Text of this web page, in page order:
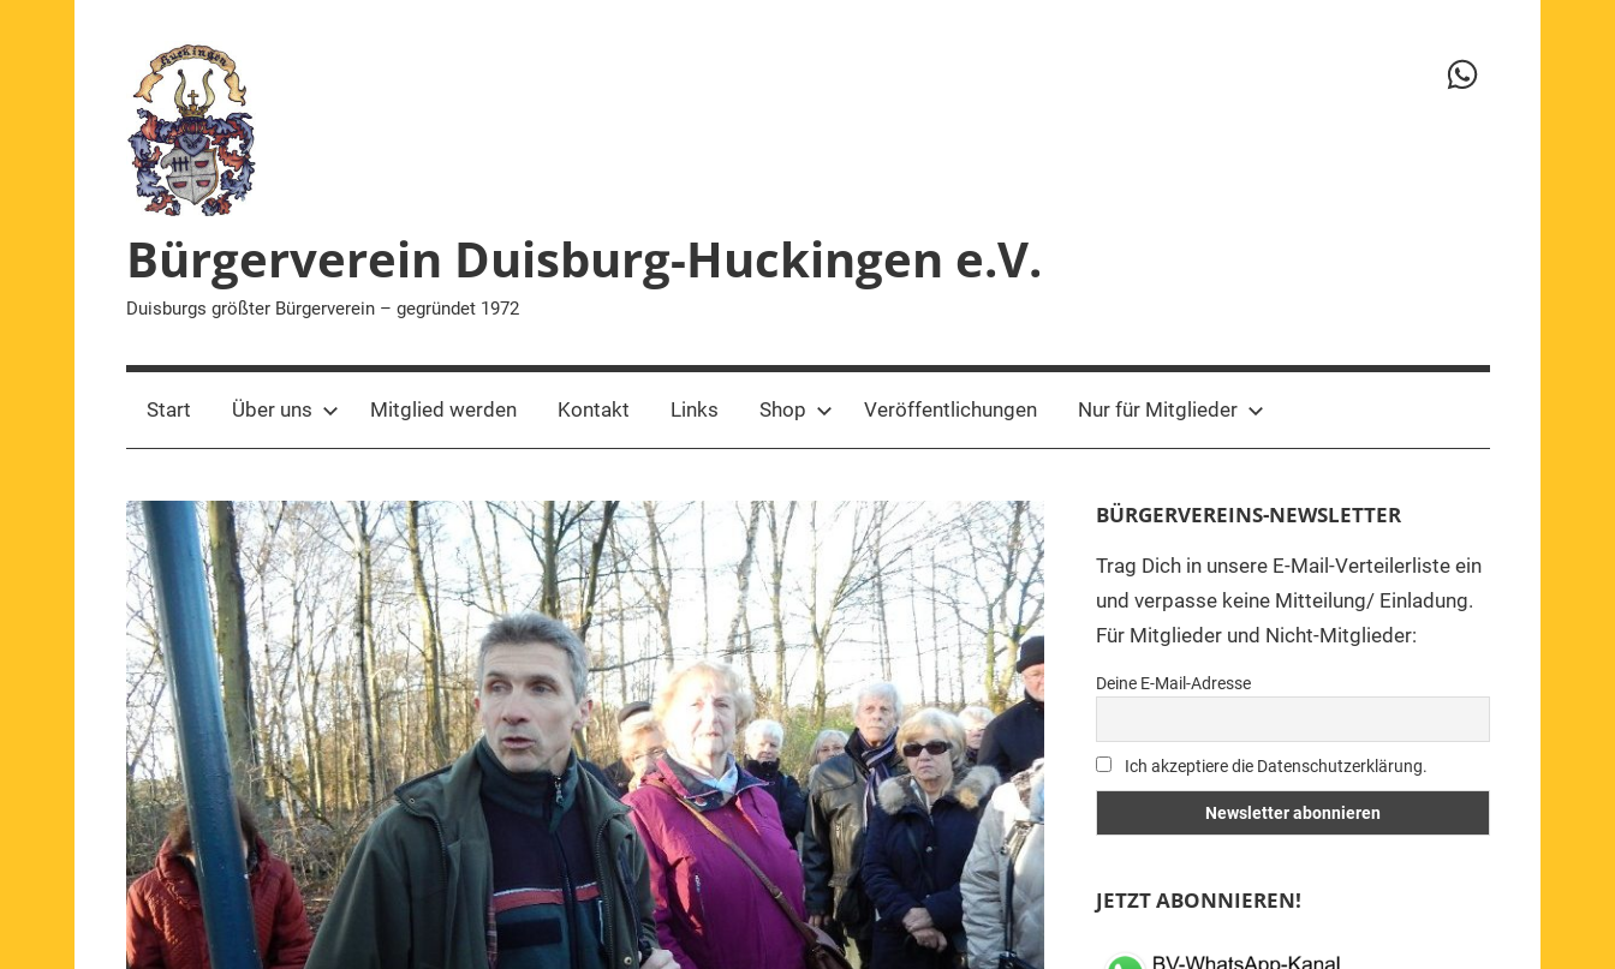
Bürgerverein Duisburg-Huckingen e.V.
Duisburgs größter Bürgerverein – gegründet 1972
WhatsApp-
Start Über uns Mitglied werden Kontakt Links Shop Veröffentlichungen Nur für Mitglieder
BÜRGERVEREINS-NEWSLETTER
Trag Dich in unsere E-Mail-Verteilerliste ein
und verpasse keine Mitteilung/ Einladung.
Für Mitglieder und Nicht-Mitglieder:
Deine E-Mail-Adresse
Ich akzeptiere die Datenschutzerklärung.
JETZT ABONNIEREN!